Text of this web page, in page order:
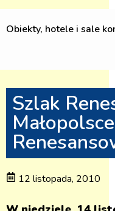
Obiekty, hotele i sale
Szlak
12 listopada, 2010